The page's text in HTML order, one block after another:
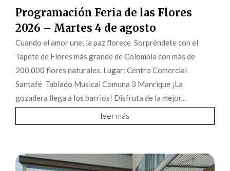
Programación Feria de las Flores
2026 – Martes 4 de agosto
Cuando el amor une; la paz florece Sorpréndete con el
Tapete de Flores más grande de Colombia con más de
200.000 flores naturales. Lugar: Centro Comercial
Santafé Tablado Musical Comuna 3 Manrique ¡La
gozadera llega a los barrios! Disfruta de la mejor...
leer más